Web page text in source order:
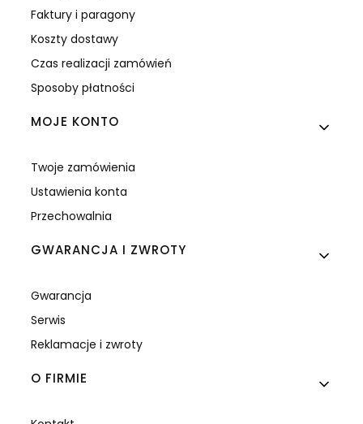
Faktury i paragony
Koszty dostawy
Czas realizacji zamówień
Sposoby płatności
MOJE KONTO
Twoje zamówienia
Ustawienia konta
Przechowalnia
GWARANCJA I ZWROTY
Gwarancja
Serwis
Reklamacje i zwroty
O FIRMIE